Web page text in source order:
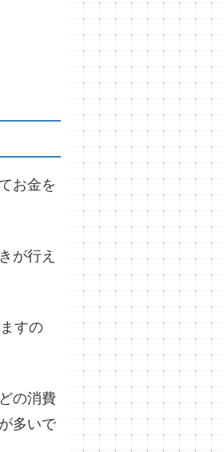
お金を
が行え
すの
の消費
多いで